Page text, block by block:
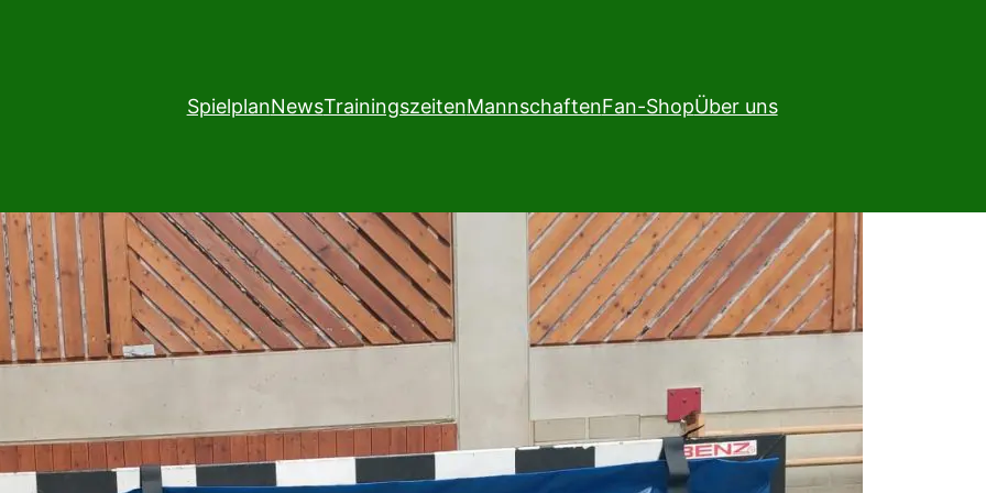
SpielplanNewsTrainingszeitenMannschaftenFan-ShopÜber uns